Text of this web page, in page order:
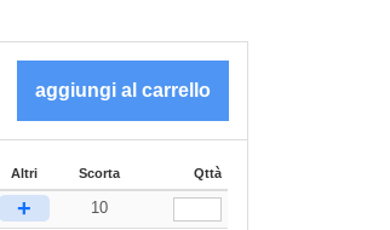
Altri Scorta Qttà
+ 10